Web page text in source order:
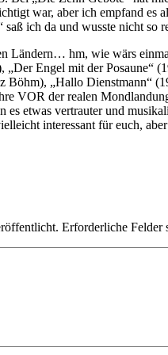
war, aber ich empfand
saß ich da und wusste nicht so
Ländern… hm, wie wärs
„Der Engel mit der Posaune“
Böhm), „Hallo Dienstmann“
VOR der realen
es etwas vertrauter und
interessant für euch,
Erforderliche Felder